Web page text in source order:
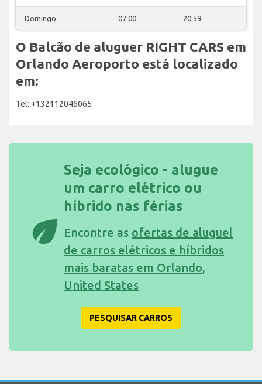
Domingo 07:00 20:59
O Balcão de aluguer RIGHT CARS em
Orlando Aeroporto está localizado
em:
Tel: +132112046065
eco
Seja ecológico - alugue
um carro elétrico ou
híbrido nas férias
Encontre as ofertas de aluguel
de carros elétricos e híbridos
mais baratas em Orlando,
United States
PESQUISAR CARROS